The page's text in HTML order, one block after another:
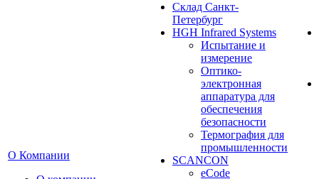
О Компании
Cклад Санкт-
Петербург
HGH Infrared Systems
Испытание и
измерение
Оптико-
электронная
аппаратура для
обеспечения
безопасности
Термография для
промышленности
SCANCON
eCode